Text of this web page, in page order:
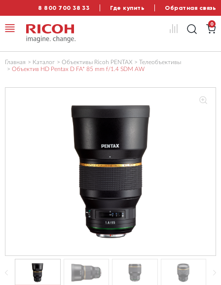
8 800 700 38 33 Где купить Обратная связь
0
Главная Каталог Объективы Ricoh PENTAX
Телеобъективы
Объектив HD Pentax D FA* 85 mm f/1.4 SDM AW